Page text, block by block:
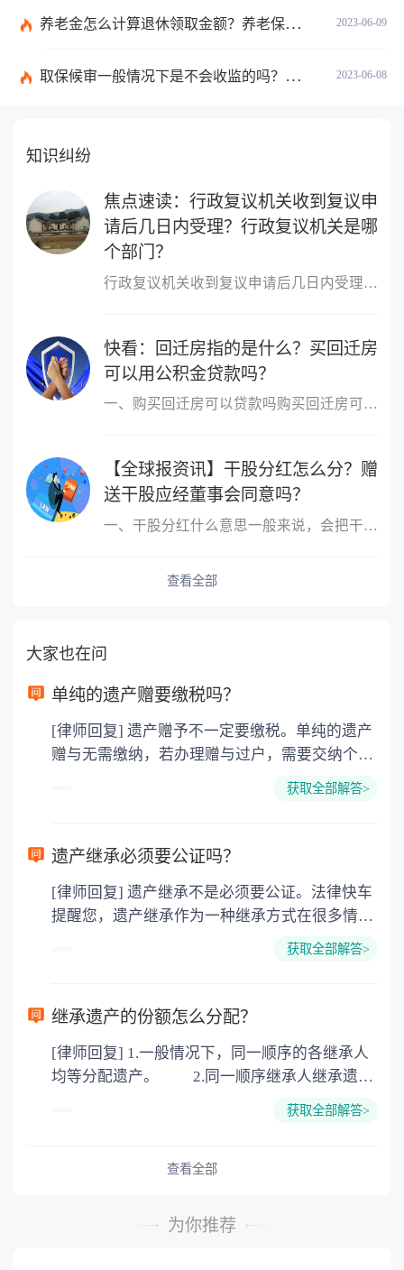
2023-06-09
养老金怎么计算退休领取金额？养老保险领取条件是什么？
2023-06-08
取保候审一般情况下是不会收监的吗？取保候审的条件是什么？ 世界热讯
知识纠纷
焦点速读：行政复议机关收到复议申
请后几日内受理？行政复议机关是哪
个部门？
行政复议机关收到复议申请后几日内受理行政复议机关收到复议申请后5
快看：回迁房指的是什么？买回迁房
可以用公积金贷款吗？
一、购买回迁房可以贷款吗购买回迁房可以贷款，但不是所有的回迁房
【全球报资讯】干股分红怎么分？赠
送干股应经董事会同意吗？
一、干股分红什么意思一般来说，会把干股当做分红的股票分出去，其
查看全部
大家也在问
单纯的遗产赠要缴税吗？
[律师回复] 遗产赠予不一定要缴税。单纯的遗产
赠与无需缴纳，若办理赠与过户，需要交纳个人
所得税、契税和公证费。赠与过户是没有增值税
要缴纳公证费，具体如下： 1. 公证费：按房
3. 印花税：按房屋评估价的0.05%缴纳 4. 土
地增值税：按房价1%缴纳 5. 房屋产权登记费：
获取全部解答>
遗产继承必须要公证吗？
[律师回复] 遗产继承不是必须要公证。法律快车
提醒您，遗产继承作为一种继承方式在很多情况
下都是不需要公证的，当然，如果需要公正的也
以防对财产继承发生纠纷，可以对遗产继承进行
公证。
获取全部解答>
继承遗产的份额怎么分配？
[律师回复] 1.一般情况下，同一顺序的各继承人
均等分配遗产。 2.同一顺序继承人继承遗产
或者与被继承人共同生活的继承人，分配遗产
的继承人，不尽扶养义务的，分配遗产时，应当
获取全部解答>
查看全部
为你推荐